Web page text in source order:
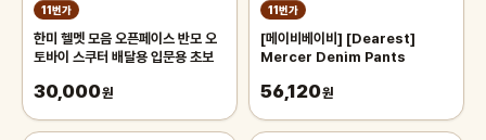
11번가
한미 헬멧 모음 오픈페이스 반모 오
토바이 스쿠터 배달용 입문용 초보
30,000원
11번가
[메이비베이비] [Dearest]
Mercer Denim Pants
56,120원